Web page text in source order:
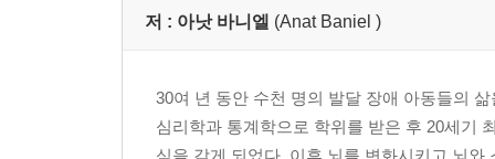
저 : 아낫 바니엘 (Anat Baniel )
30여 년 동안 수천 명의 발달 장애 아동들의
심리학과 통계학으로 학위를 받은 후 20세기